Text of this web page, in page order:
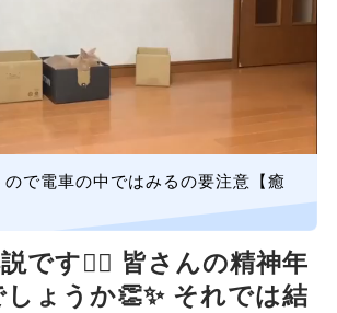
ので電車の中ではみるの要注意【癒
です💁‍♀️ 皆さんの精神年
ょうか👏✨ それでは結